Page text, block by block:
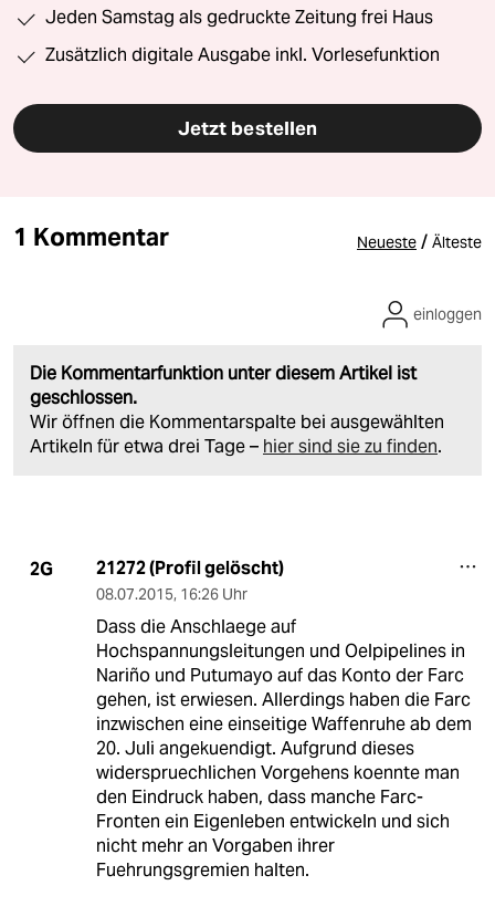
Jeden Samstag als gedruckte Zeitung frei Haus
Zusätzlich digitale Ausgabe inkl. Vorlesefunktion
Jetzt bestellen
1 Kommentar Neueste / Älteste
Die Kommentarfunktion unter diesem Artikel ist
geschlossen.
Wir öffnen die Kommentarspalte bei ausgewählten
Artikeln für etwa drei Tage – hier sind sie zu finden.
einloggen
2G 21272 (Profil gelöscht)
08.07.2015, 16:26 Uhr
Dass die Anschlaege auf
Hochspannungsleitungen und Oelpipelines in
Nariño und Putumayo auf das Konto der Farc
gehen, ist erwiesen. Allerdings haben die Farc
inzwischen eine einseitige Waffenruhe ab dem
20. Juli angekuendigt. Aufgrund dieses
widerspruechlichen Vorgehens koennte man
den Eindruck haben, dass manche Farc-
Fronten ein Eigenleben entwickeln und sich
nicht mehr an Vorgaben ihrer
Fuehrungsgremien halten.